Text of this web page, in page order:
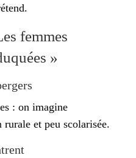
femmes
»
: on imagine
et peu scolarisée.